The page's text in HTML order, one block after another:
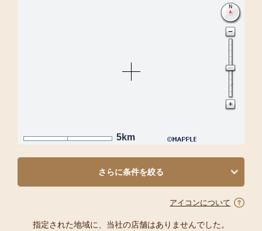
5km
さらに条件を絞る
アイコンについて
指定された地域に、当社の店舗はありませんでした。